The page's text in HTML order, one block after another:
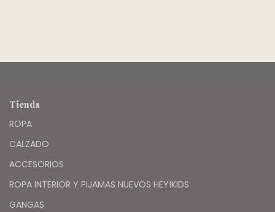
Tienda
ROPA
CALZADO
ACCESORIOS
ROPA INTERIOR Y PIJAMAS NUEVOS HEY!KIDS
GANGAS